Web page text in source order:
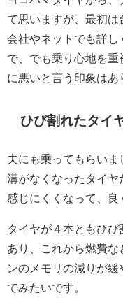
て思いますが、最初
会社やネットでも詳し
で、でも乗り心地を
に悪いと言う印象はあ
ひび割れたタイ
夫にも乗ってもらいま
溝がなくなったタイ
感じにくくなって、良
タイヤが４本ともひ
あり、これから燃費な
ンのメモリの減りが
てみたいです。